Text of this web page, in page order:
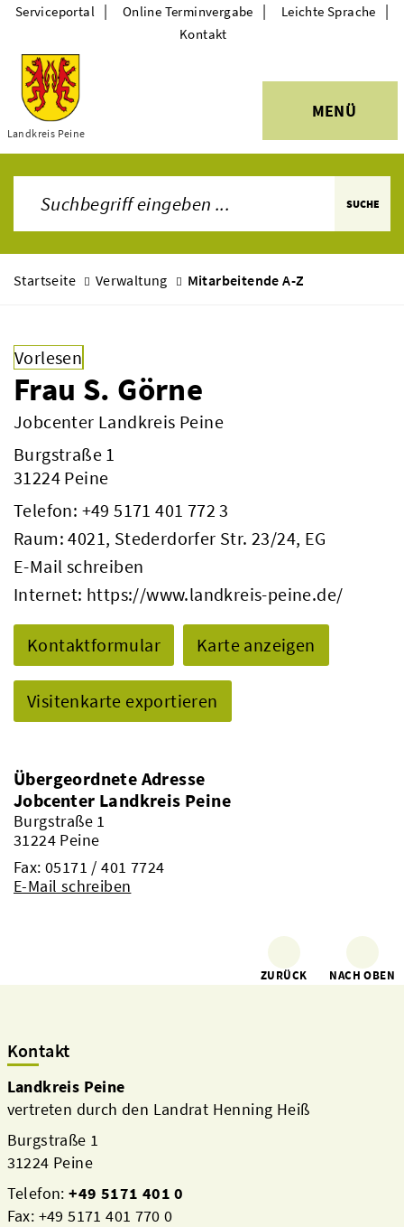
Themen
Landkreis Peine
MENÜ
Serviceportal | Online Terminvergabe | Leichte Sprache |
Kontakt
SUCHE
Startseite Verwaltung Mitarbeitende A-Z
Vorlesen
Frau S. Görne
Jobcenter Landkreis Peine
Burgstraße 1
31224 Peine
Telefon: +49 5171 401 772 3
Raum: 4021, Stederdorfer Str. 23/24, EG
E-Mail schreiben
Internet: https://www.landkreis-peine.de/
Kontaktformular Karte anzeigen
Visitenkarte exportieren
Übergeordnete Adresse
Jobcenter Landkreis Peine
Burgstraße 1
31224 Peine
Fax: 05171 / 401 7724
E-Mail schreiben
ZURÜCK NACH OBEN
Kontakt
Landkreis Peine
vertreten durch den Landrat Henning Heiß
Burgstraße 1
31224 Peine
Telefon:+49 5171 401 0
Fax: +49 5171 401 770 0